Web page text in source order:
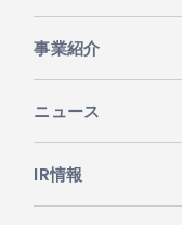
事業紹介
ニュース
IR情報